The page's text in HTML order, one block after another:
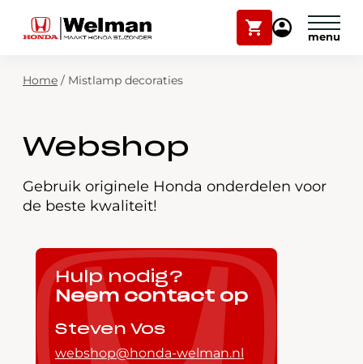
Winkelwagen
Mijn
Modellen
Over ons
Webshop
Contact
Zoekfunctie
Plan onderhoud
Mijn Honda Welman
Home / Mistlamp decoraties
Webshop
Gebruik originele Honda onderdelen voor
de beste kwaliteit!
Hulp nodig?
Neem contact op
Steven Vos
webshop@honda-welman.nl